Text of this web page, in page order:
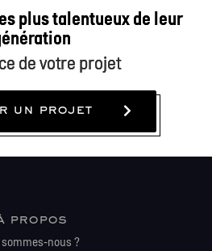
plus talentueux de leur
de votre projet
un projet
propos
sommes-nous ?